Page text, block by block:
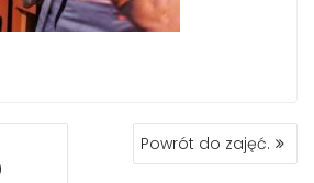
Powrót do zajęć.